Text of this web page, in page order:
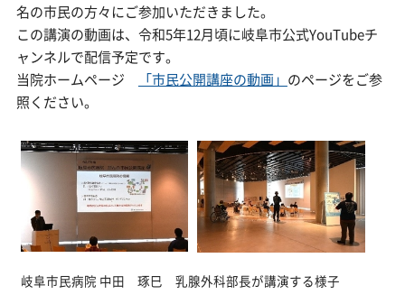
名の市民の方々にご参加いただきました。
この講演の動画は、令和5年12月頃に岐阜市公式YouTubeチ
ャンネルで配信予定です。
当院ホームページ
「市民公開講座の動画」 のページをご参
照ください。
岐阜市民病院 中田 琢巳 乳腺外科部長が講演する様子